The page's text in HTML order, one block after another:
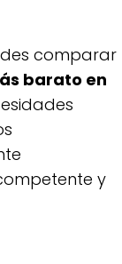
comparar
barato en
y